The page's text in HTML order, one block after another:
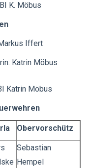
K. Möbus
Iffert
Katrin Möbus
Katrin Möbus
Obervorschütz
Sebastian
Hempel